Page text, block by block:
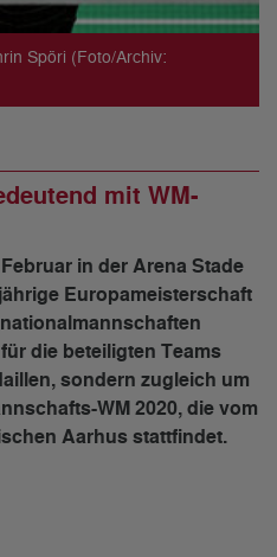
Spöri (Foto/Archiv:
mit WM-
in der Arena Stade
Europameisterschaft
die beteiligten Teams
sondern zugleich um
WM 2020, die vom
Aarhus stattfindet.